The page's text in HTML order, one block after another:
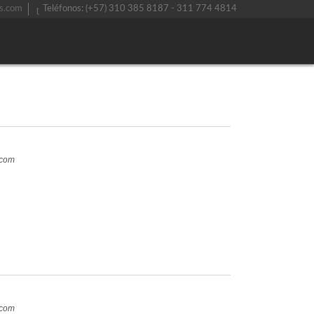
Teléfonos: (+57) 310 385 8187 - 311 774 4814